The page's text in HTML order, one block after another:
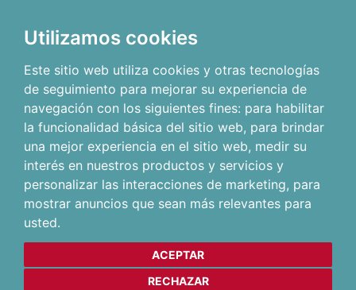
Utilizamos cookies
Este sitio web utiliza cookies y otras tecnologías
de seguimiento para mejorar su experiencia de
navegación con los siguientes fines: para habilitar
la funcionalidad básica del sitio web, para brindar
una mejor experiencia en el sitio web, medir su
interés en nuestros productos y servicios y
personalizar las interacciones de marketing, para
mostrar anuncios que sean más relevantes para
usted.
ACEPTAR
RECHAZAR